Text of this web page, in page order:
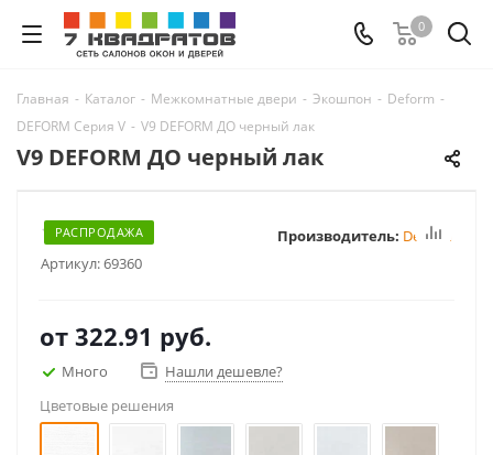
0
Главная - Каталог - Межкомнатные двери - Экошпон - Deform -
DEFORM Серия V - V9 DEFORM ДО черный лак
V9 DEFORM ДО черный лак
РАСПРОДАЖА
Артикул:69360
Производитель: Deform
от 322.91 руб.
Много
Нашли дешевле?
Цветовые решения